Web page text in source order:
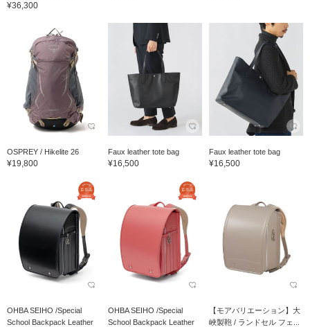
¥36,300
OSPREY / Hikelite 26
¥19,800
Faux leather tote bag
¥16,500
Faux leather tote bag
¥16,500
OHBA SEIHO /Special
School Backpack Leather
OHBA SEIHO /Special
School Backpack Leather
【モアバリエーション】大
峽製鞄 / ランドセル フェ...